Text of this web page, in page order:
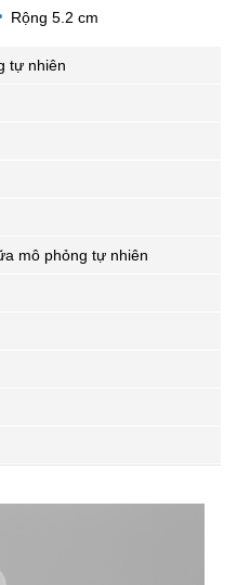
Rộng 5.2 cm
tự nhiên
mô phỏng tự nhiên